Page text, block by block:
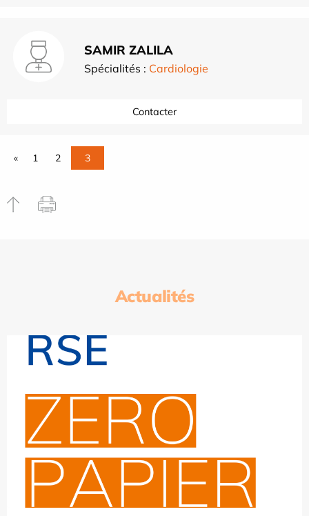
SAMIR ZALILA
Spécialités : Cardiologie
Contacter
« 1 2 3
Actualités